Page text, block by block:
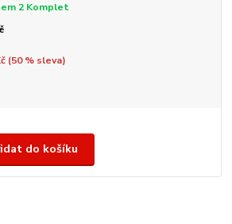
2 Komplet
(50% sleva)
do košíku